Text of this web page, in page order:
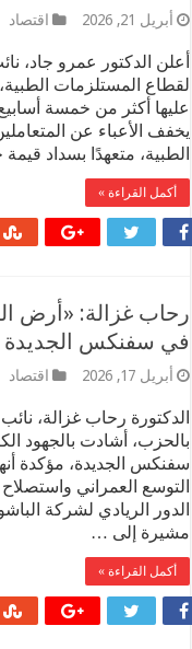
21, 2026 اقتصاد
الدكتور عمرو جاد، نائب
المستلزمات الطبية،
أكثر من خمسة أسابيع
الأعباء عن
متعهدًا بسداد قيمة
القراءة »
غزالة: «أرض
سفنكس الجديدة
17, 2026 اقتصاد
رحاب غزالة، نائب
أشادت بالجهود
الجديدة، مؤكدة أنها
العمراني واستصلاح
الريادي لشركة
إلى …
القراءة »